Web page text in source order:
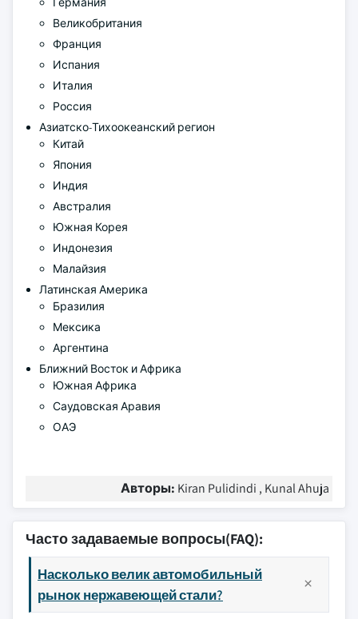
Великобритания
Франция
Испания
Италия
Россия
Азиатско-Тихоокеанский регион
Китай
Япония
Индия
Австралия
Южная Корея
Индонезия
Малайзия
Латинская Америка
Бразилия
Мексика
Аргентина
Ближний Восток и Африка
Южная Африка
Саудовская Аравия
ОАЭ
Авторы: Kiran Pulidindi , Kunal Ahuja
Часто задаваемые вопросы(FAQ):
Насколько велик автомобильный
рынок нержавеющей стали?